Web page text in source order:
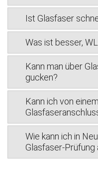
Ist Glasfaser
Was ist besser,
Kann man über
gucken?
Kann ich von
Wie kann ich in
Glasfaser-Prüfung